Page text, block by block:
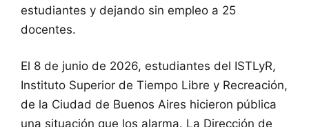
estudiantes y dejando sin empleo a 25
docentes.
El 8 de junio de 2026, estudiantes del ISTLyR,
Instituto Superior de Tiempo Libre y Recreación,
de la Ciudad de Buenos Aires hicieron pública
una situación que los alarma. La Dirección de